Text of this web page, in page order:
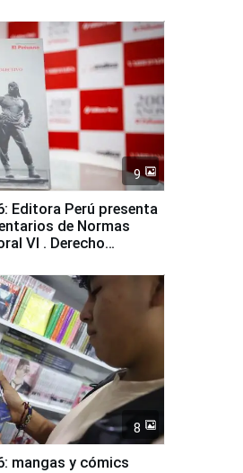
9
Editora Perú presenta
de Normas
Vl . Derecho
8
mangas y cómics